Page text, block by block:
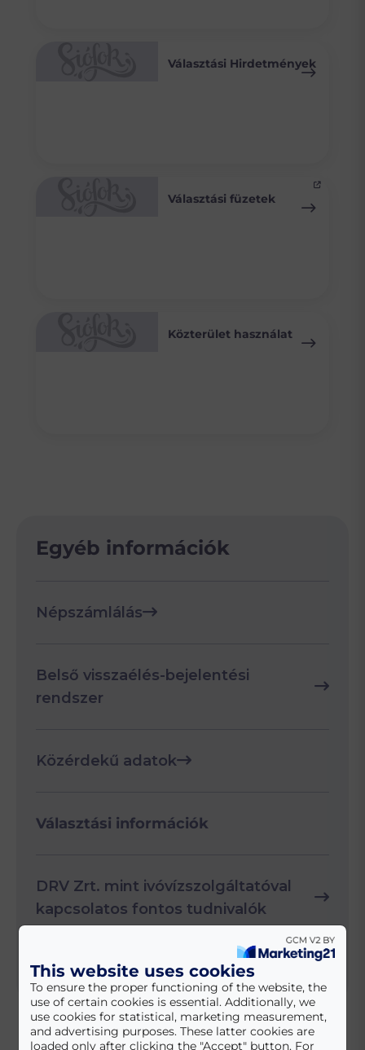
Választási Hirdetmények
Választási füzetek
Közterület használat
Egyéb információk
Népszámlálás
Belső visszaélés-bejelentési
rendszer
Közérdekű adatok
Választási információk
DRV Zrt. mint ivóvízszolgáltatóval
kapcsolatos fontos tudnivalók
Kamerával védett város
This website uses cookies
To ensure the proper functioning of the website, the
use of certain cookies is essential. Additionally, we
use cookies for statistical, marketing measurement,
and advertising purposes. These latter cookies are
loaded only after clicking the "Accept" button. For